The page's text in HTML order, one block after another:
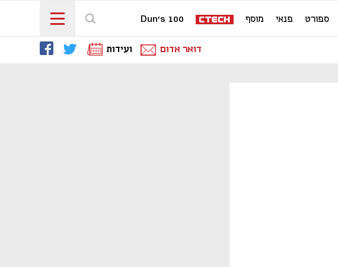
ספורט פנאי מוסף Dun's 100
דואר אדום ועידות